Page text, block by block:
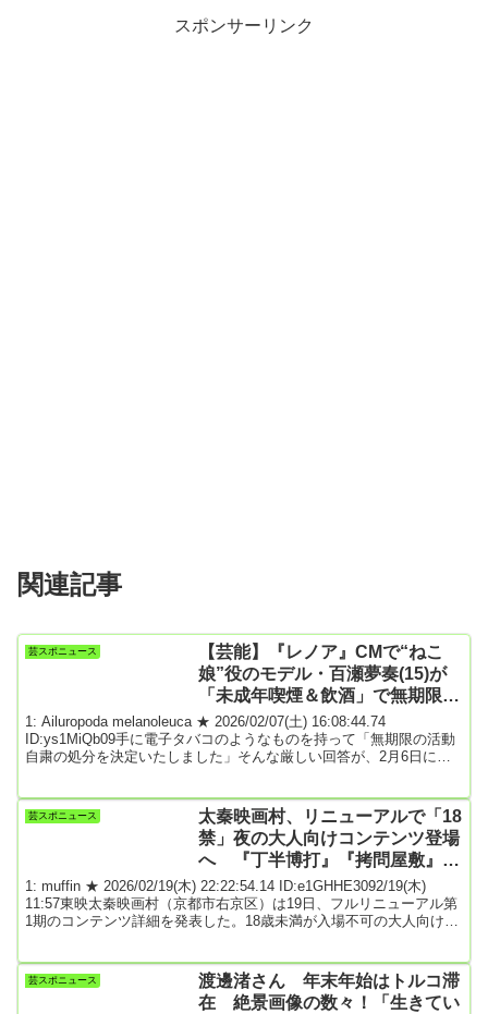
スポンサーリンク
関連記事
芸スポニュース
【芸能】『レノア』CMで“ねこ
娘”役のモデル・百瀬夢奏(15)が
「未成年喫煙＆飲酒」で無期限活
動自粛 電子タバコを持った写真
が流出
1: Ailuropoda melanoleuca ★ 2026/02/07(土) 16:08:44.74
ID:ys1MiQb09手に電子タバコのようなものを持って「無期限の活動
自粛の処分を決定いたしました」そんな厳しい回答が、2月6日に本
ノア クエン酸in超消臭』シリーズのCM。ここで「ねこ娘」役で共演
し注目されたのが、モデルで女優の百瀬夢奏（15）だ。約３か月前
芸スポニュース
太秦映画村、リニューアルで「18
禁」夜の大人向けコンテンツ登場
へ 『丁半博打』『拷問屋敷』詳
細発表
1: muffin ★ 2026/02/19(木) 22:22:54.14 ID:e1GHHE3092/19(木)
11:57東映太秦映画村（京都市右京区）は19日、フルリニューアル第
1期のコンテンツ詳細を発表した。18歳未満が入場不可の大人向けコ
画村（英語表記：UZUMASA KYOTO VILLAGE）」に変更し、「大
人の没入体験パーク」に生まれ変わる。村全体を舞台に展...
芸スポニュース
渡邊渚さん 年末年始はトルコ滞
在 絶景画像の数々！「生きてい